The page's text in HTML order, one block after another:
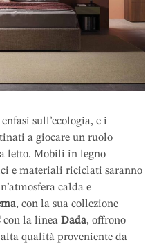
sull’ecologia, e i
a giocare un ruolo
letto. Mobili in legno
e materiali riciclati saranno
calda e
, con la sua collezione
con la linea Dada, offrono
qualità proveniente da